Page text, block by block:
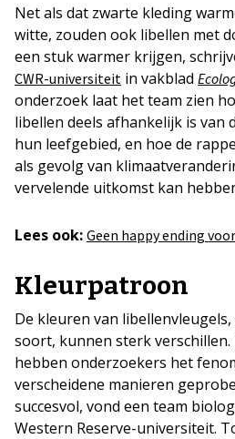
Net als dat zwarte kleding
witte, zouden ook libellen met
een stuk warmer krijgen,
CWR-universiteit in vakblad
onderzoek laat het team zien
libellen deels afhankelijk is van
hun leefgebied, en hoe de
als gevolg van
vervelende uitkomst kan
Lees ook: Geen happy ending
Kleurpatroon
De kleuren van
soort, kunnen sterk
hebben onderzoekers het
verscheidene manieren
succesvol, vond een team
Western Reserve-universiteit.